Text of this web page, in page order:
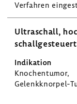
Verfahren
Ultra­schall,
schall­ge­steuert
Knochen­tumor,
Gelenkknorpel-​